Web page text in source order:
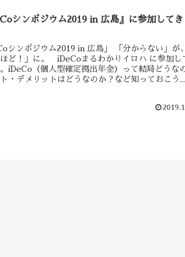
シンポジウム2019 in 広島』に参加してき
シンポジウム2019 in 広島」 「分からない」が、
ど！」に。 iDeCoまるわかりイロハ に参加してき
iDeCo（個人型確定拠出年金）って結局どうな
・デメリットはどうなのか？など知っておこう...